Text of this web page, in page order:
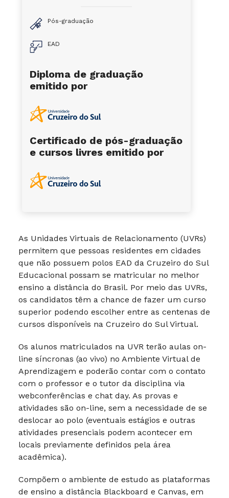
As Unidades Virtuais de Relacionamento (UVRs)
permitem que pessoas residentes em cidades
que não possuem polos EAD da Cruzeiro do Sul
Educacional possam se matricular no melhor
ensino a distância do Brasil. Por meio das UVRs,
os candidatos têm a chance de fazer um curso
superior podendo escolher entre as centenas de
cursos disponíveis na Cruzeiro do Sul Virtual.
Os alunos matriculados na UVR terão aulas on-
line síncronas (ao vivo) no Ambiente Virtual de
Aprendizagem e poderão contar com o contato
com o professor e o tutor da disciplina via
webconferências e chat day. As provas e
atividades são on-line, sem a necessidade de se
deslocar ao polo (eventuais estágios e outras
atividades presenciais podem acontecer em
locais previamente definidos pela área
acadêmica).
Compõem o ambiente de estudo as plataformas
de ensino a distância Blackboard e Canvas, em
Pós-graduação
EAD
Diploma de graduação
emitido por
Certificado de pós-graduação
e cursos livres emitido por